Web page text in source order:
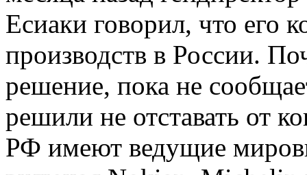
Есиаки говорил, что его
производств в России.
решение, пока не
решили не отставать от
РФ имеют ведущие